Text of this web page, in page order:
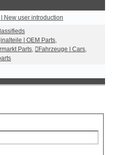
New user introduction
| OEM Parts,
Parts, Fahrzeuge | Cars,